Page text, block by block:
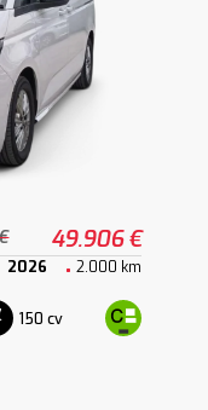
49.906 €
2026 2.000 km
150 cv